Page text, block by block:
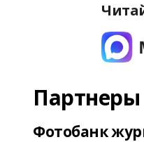
Партнеры
Фотобанк